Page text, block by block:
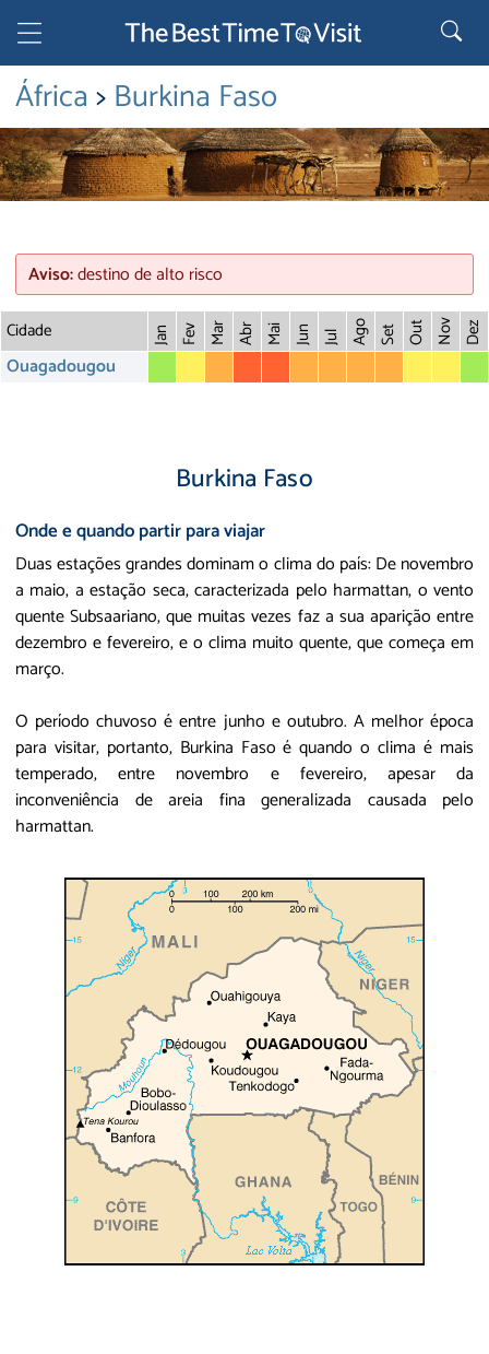
África>Burkina Faso
Aviso:destino de alto risco
Cidade Jan Fev Mar Abr Mai Jun Jul Ago Set Out Nov Dez
Ouagadougou
Burkina Faso
Onde e quando partir para viajar
Duas estações grandes dominam o clima do país: De novembro
a maio, a estação seca, caracterizada pelo harmattan, o vento
quente Subsaariano, que muitas vezes faz a sua aparição entre
dezembro e fevereiro, e o clima muito quente, que começa em
março.
O período chuvoso é entre junho e outubro. A melhor época
para visitar, portanto, Burkina Faso é quando o clima é mais
temperado, entre novembro e fevereiro, apesar da
inconveniência de areia fina generalizada causada pelo
harmattan.